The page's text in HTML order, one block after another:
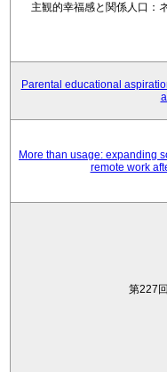
主観的幸福感と関係人口：
Parental educational
More than usage: expanding
remote work
第227